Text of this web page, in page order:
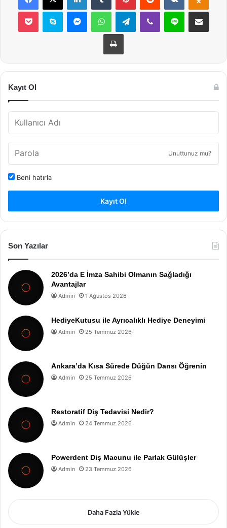
Pocket Skype MessengerWhatsAppTelegramViber Line E-Posta ile
Yazdır
Kayıt Ol
Unuttunuz mu?
Beni hatırla
Kayıt Ol
Son Yazılar
2026’da E İmza Sahibi Olmanın Sağladığı
Avantajlar
Admin 1 Ağustos 2026
HediyeKutusu ile Ayrıcalıklı Hediye Deneyimi
Admin 25 Temmuz 2026
Ankara’da Kısa Sürede Düğün Dansı Öğrenin
Admin 25 Temmuz 2026
Restoratif Diş Tedavisi Nedir?
Admin 24 Temmuz 2026
Powerdent Diş Macunu ile Parlak Gülüşler
Admin 23 Temmuz 2026
Daha Fazla Yükle